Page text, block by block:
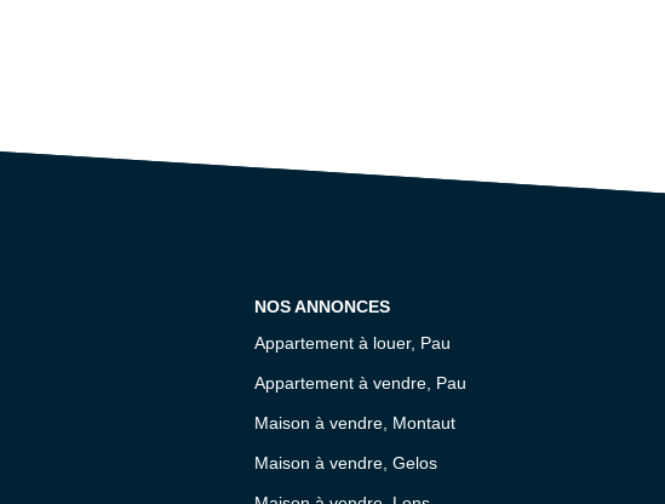
NOS ANNONCES
Appartement à louer, Pau
Appartement à vendre, Pau
Maison à vendre, Montaut
Maison à vendre, Gelos